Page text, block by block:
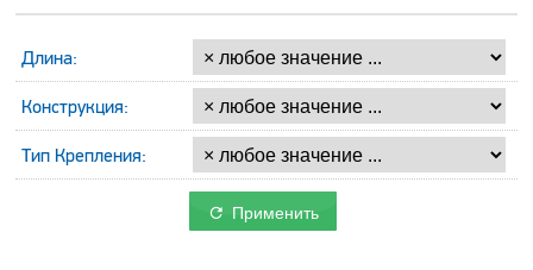
Длина:
Конструкция:
Тип Крепления:
Применить